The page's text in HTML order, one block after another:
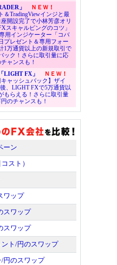
」
ＮＥＷ！
＆TradingViewインジと最
開設完了で小林芳彦オリ
スキャルピングのコツ」
用インジケーター「コバ
プレゼント＆専用フォー
1万通貨以上の新規取引で
ック！さらに取引量に応
ャンスも！
LIGHT FX」
ＮＥＷ！
キャッシュバック】ザイ
、LIGHT FXで5万通貨以
もらえる！さらに取引量
のチャンスも！
ーン
スト）
ワップ
スワップ
スワップ
ト/円のスワップ
円のスワップ